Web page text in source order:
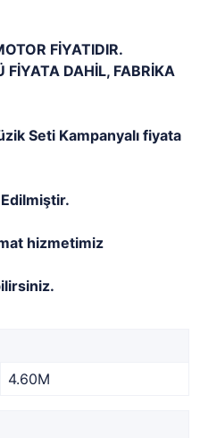
FİYATIDIR.
DAHİL, FABRİKA
Seti Kampanyalı fiyata
Edilmiştir.
hizmetimiz
4.60M